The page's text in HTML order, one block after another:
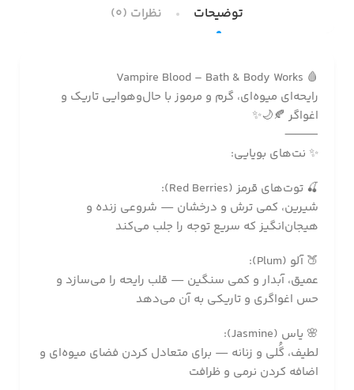
توضیحات نظرات (0)
🩸 Vampire Blood – Bath & Body Works
رایحه‌ای میوه‌ای، گرم و مرموز با حال‌وهوایی تاریک و
اغواگر 🍂🌙✨
⸻
✨ نت‌های بویایی:
🍒 توت‌های قرمز (Red Berries):
شیرین، کمی ترش و درخشان — شروعی زنده و
هیجان‌انگیز که سریع توجه را جلب می‌کند
🍑 آلو (Plum):
عمیق، آبدار و کمی سنگین — قلب رایحه را می‌سازد و
حس اغواگری و تاریکی به آن می‌دهد
🌸 یاس (Jasmine):
لطیف، گُلی و زنانه — برای متعادل کردن فضای میوه‌ای و
اضافه کردن نرمی و ظرافت